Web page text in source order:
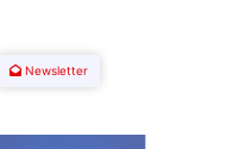
Newsletter